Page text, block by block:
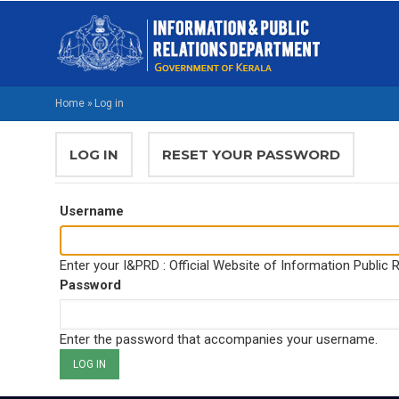
BREADCRUMB
Home » Log in
PRIMARY
TABS
LOG IN (ACTIVERESET YOUR PASSWORD
Username
Enter your I&PRD : Official Website of Information Public
Password
Enter the password that accompanies your username.